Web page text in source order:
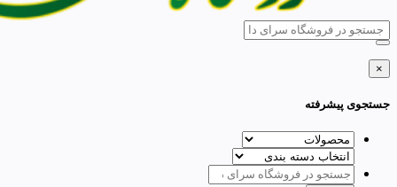
×
جستجوی پیشرفته